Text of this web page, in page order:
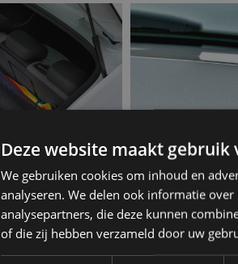
Deze website maakt gebruik
We gebruiken cookies om inhoud en
analyseren. We delen ook informatie
analysepartners, die deze kunnen
of die zij hebben verzameld door uw